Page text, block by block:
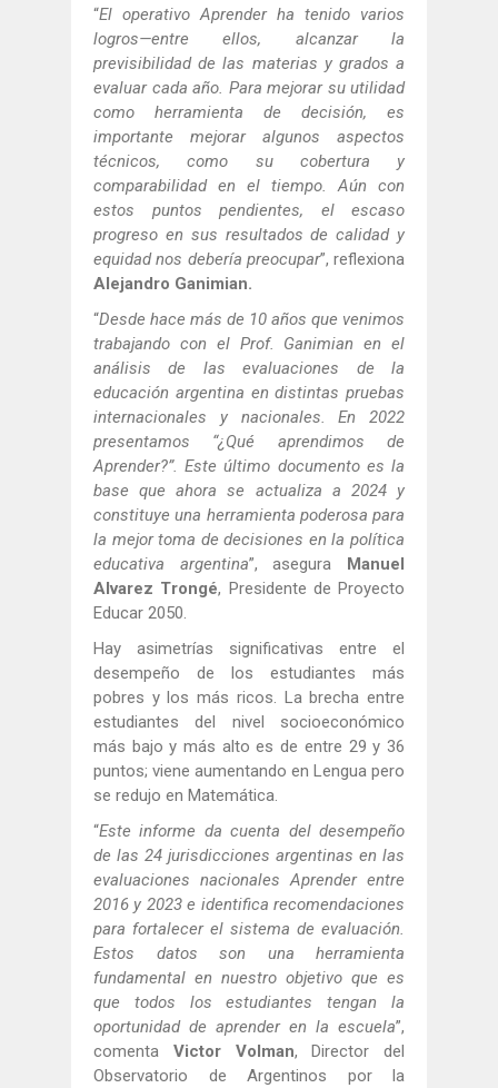
“El operativo Aprender ha tenido varios
logros—entre ellos, alcanzar la
previsibilidad de las materias y grados a
evaluar cada año. Para mejorar su utilidad
como herramienta de decisión, es
importante mejorar algunos aspectos
técnicos, como su cobertura y
comparabilidad en el tiempo. Aún con
estos puntos pendientes, el escaso
progreso en sus resultados de calidad y
equidad nos debería preocupar”, reflexiona
Alejandro Ganimian.
“Desde hace más de 10 años que venimos
trabajando con el Prof. Ganimian en el
análisis de las evaluaciones de la
educación argentina en distintas pruebas
internacionales y nacionales. En 2022
presentamos “¿Qué aprendimos de
Aprender?”. Este último documento es la
base que ahora se actualiza a 2024 y
constituye una herramienta poderosa para
la mejor toma de decisiones en la política
educativa argentina”, asegura Manuel
Alvarez Trongé, Presidente de Proyecto
Educar 2050.
Hay asimetrías significativas entre el
desempeño de los estudiantes más
pobres y los más ricos. La brecha entre
estudiantes del nivel socioeconómico
más bajo y más alto es de entre 29 y 36
puntos; viene aumentando en Lengua pero
se redujo en Matemática.
“Este informe da cuenta del desempeño
de las 24 jurisdicciones argentinas en las
evaluaciones nacionales Aprender entre
2016 y 2023 e identifica recomendaciones
para fortalecer el sistema de evaluación.
Estos datos son una herramienta
fundamental en nuestro objetivo que es
que todos los estudiantes tengan la
oportunidad de aprender en la escuela”,
comenta Victor Volman, Director del
Observatorio de Argentinos por la